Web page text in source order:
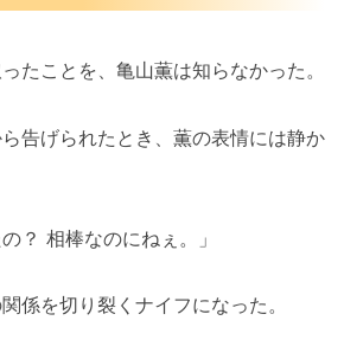
たことを、亀山薫は知らなかった。
告げられたとき、薫の表情には静か
？ 相棒なのにねぇ。」
係を切り裂くナイフになった。